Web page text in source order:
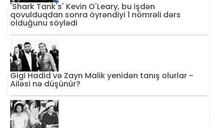
'Shark Tank's' Kevin O'Leary, bu işdən
qovulduqdan sonra öyrəndiyi 1 nömrəli dərs
olduğunu söylədi
Gigi Hadid və Zayn Malik yenidən tanış olurlar -
Ailəsi nə düşünür?